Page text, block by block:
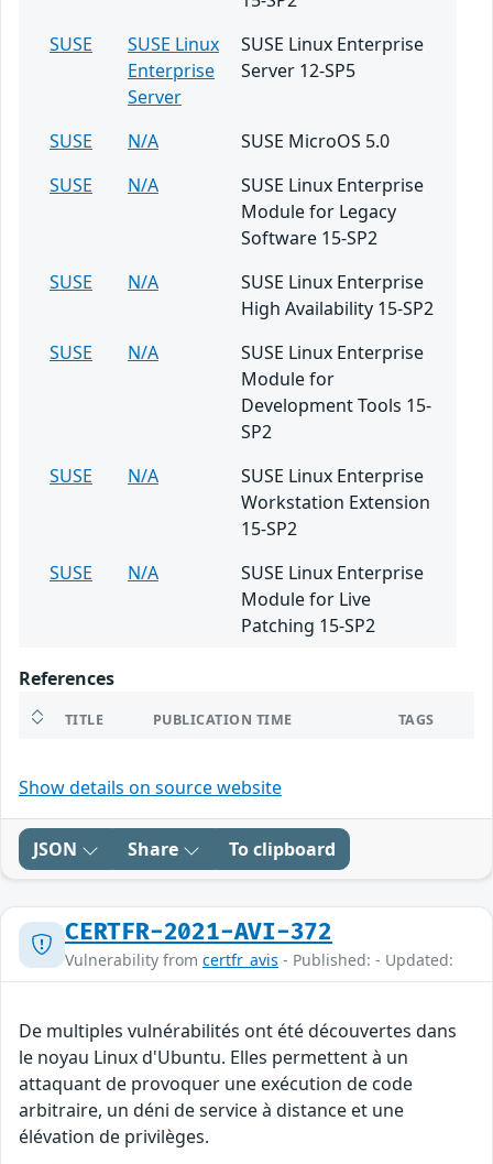
SUSE
SUSE Linux
Enterprise
Server
SUSE Linux Enterprise
Server 12-SP5
SUSE N/A
SUSE MicroOS 5.0
SUSE
N/A
SUSE Linux Enterprise
Module for Legacy
Software 15-SP2
SUSE
N/A
SUSE Linux Enterprise
High Availability 15-SP2
SUSE
N/A
SUSE Linux Enterprise
Module for
Development Tools 15-
SP2
SUSE
N/A
SUSE Linux Enterprise
Workstation Extension
15-SP2
SUSE
N/A
SUSE Linux Enterprise
Module for Live
Patching 15-SP2
References
TITLE PUBLICATION TIME TAGS
Show details on source website
JSON Share To clipboard
CERTFR-2021-AVI-372
Vulnerability from certfr_avis - Published: - Updated:
De multiples vulnérabilités ont été découvertes dans
le noyau Linux d'Ubuntu. Elles permettent à un
attaquant de provoquer une exécution de code
arbitraire, un déni de service à distance et une
élévation de privilèges.